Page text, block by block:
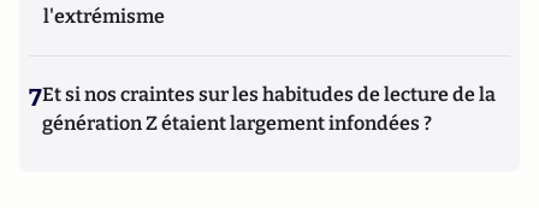
l'extrémisme
7Et si nos craintes sur les habitudes de lecture de la
génération Z étaient largement infondées ?